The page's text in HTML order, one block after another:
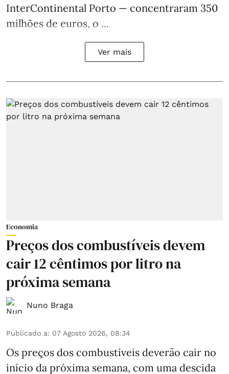
InterContinental Porto — concentraram 350
milhões de euros, o ...
Ver mais
Economia
Preços dos combustíveis devem
cair 12 cêntimos por litro na
próxima semana
Nuno Braga
Publicado a: 07 Agosto 2026, 08:34
Os preços dos combustíveis deverão cair no
início da próxima semana, com uma descida